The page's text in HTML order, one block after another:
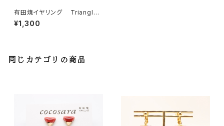
有田焼イヤリング Triangle
4
¥1,300
同じカテゴリの商品